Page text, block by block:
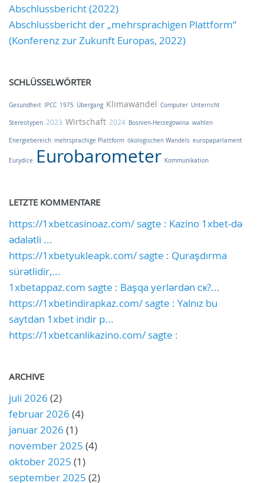
Abschlussbericht (2022)
Abschlussbericht der „mehrsprachigen Plattform“
(Konferenz zur Zukunft Europas, 2022)
SCHLÜSSELWÖRTER
Gesundheit IPCC 1975 Übergang Klimawandel Computer Unterricht
Stereotypen 2023 Wirtschaft 2024 Bosnien-Herzegowina wahlen
Energiebereich mehrsprachige Plattform ökologischen Wandels europaparlament
Eurydice Eurobarometer Kommunikation
LETZTE KOMMENTARE
https://1xbetcasinoaz.com/ sagte : Kazino 1xbet-də
ədalətli ...
https://1xbetyukleapk.com/ sagte : Quraşdırma
sürətlidir,...
1xbetappaz.com sagte : Başqa yerlərdən ск?...
https://1xbetindirapkaz.com/ sagte : Yalnız bu
saytdan 1xbet indir p...
https://1xbetcanlikazino.com/ sagte :
ARCHIVE
juli 2026 (2)
februar 2026 (4)
januar 2026 (1)
november 2025 (4)
oktober 2025 (1)
september 2025 (2)